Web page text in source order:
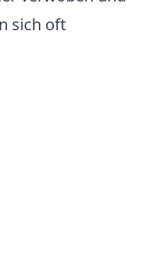
sich oft